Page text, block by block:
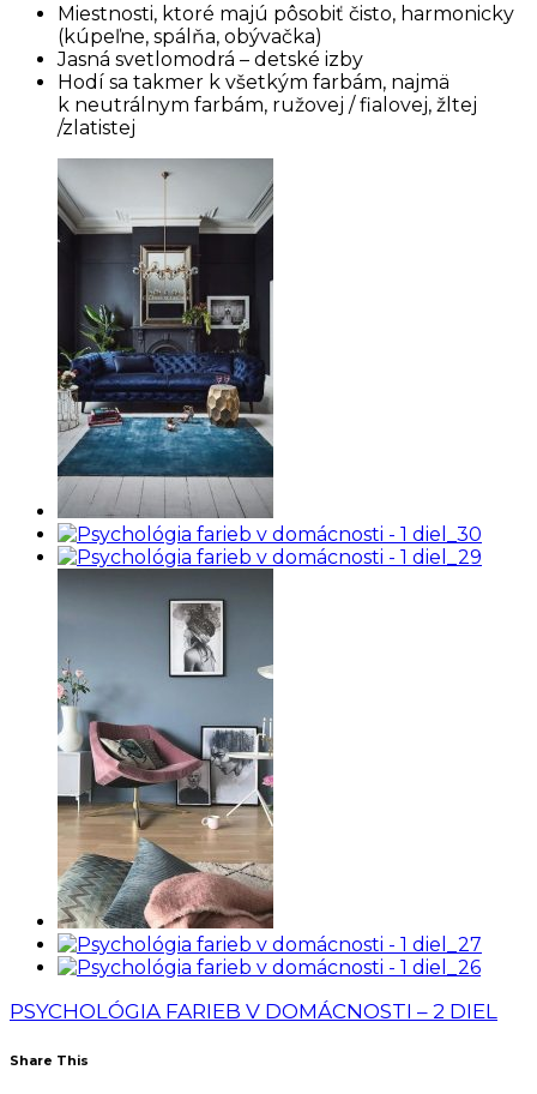
Miestnosti, ktoré majú pôsobiť čisto, harmonicky
(kúpeľne, spálňa, obývačka)
Jasná svetlomodrá – detské izby
Hodí sa takmer k všetkým farbám, najmä
k neutrálnym farbám, ružovej / fialovej, žltej
/zlatistej
PSYCHOLÓGIA FARIEB V DOMÁCNOSTI – 2 DIEL
Share This